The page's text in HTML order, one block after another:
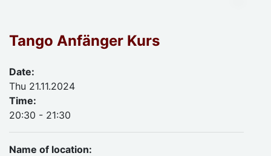
Tango Anfänger Kurs
Date:
Thu 21.11.2024
Time:
20:30 - 21:30
Name of location: